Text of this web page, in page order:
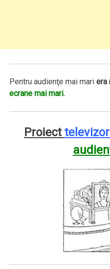
Pentru audienţe mai mariera
ecrane mai mari.
Proiect